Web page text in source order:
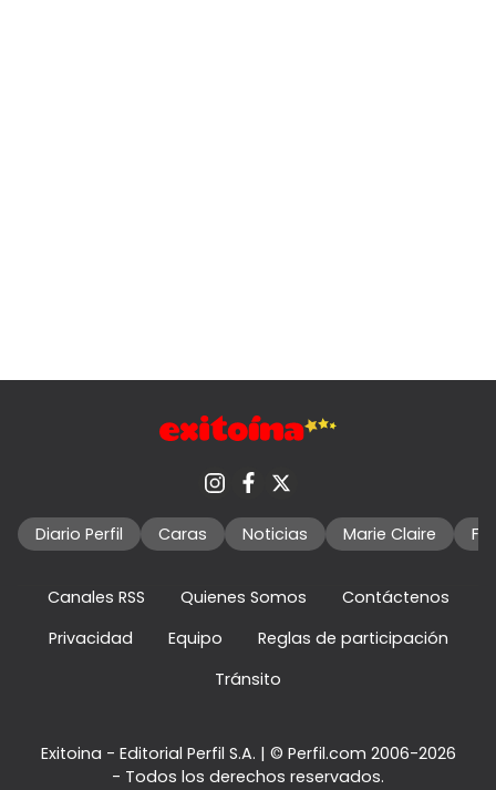
Diario Perfil Caras Noticias Marie Claire
Canales RSS Quienes Somos
Contáctenos
Privacidad
Equipo
Reglas de participación
Tránsito
Exitoina - Editorial Perfil S.A. | © Perfil.com 2006-2026
- Todos los derechos reservados.